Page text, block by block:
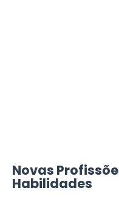
Novas
Habilidades